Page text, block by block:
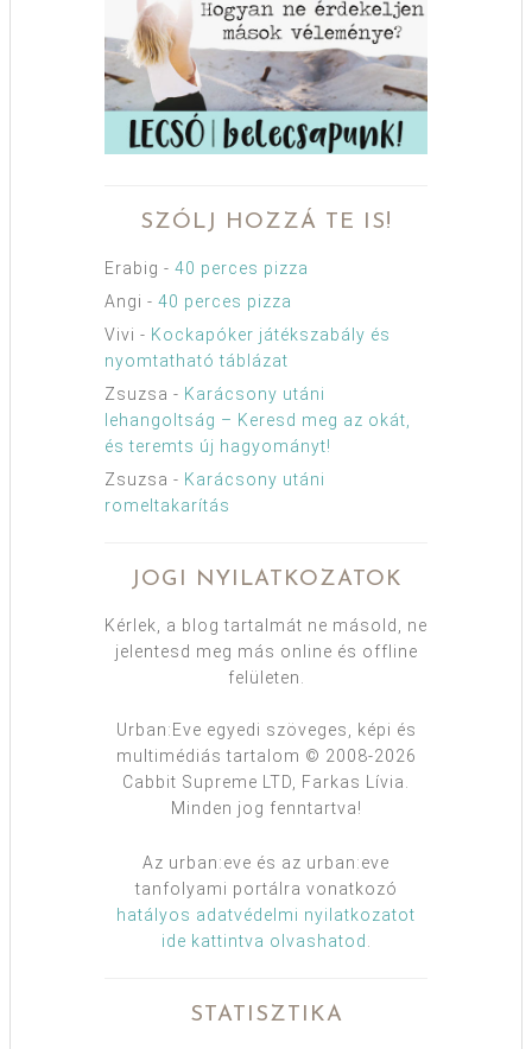
SZÓLJ HOZZÁ TE IS!
Erabig - 40 perces pizza
Angi - 40 perces pizza
Vivi - Kockapóker játékszabály és
nyomtatható táblázat
Zsuzsa - Karácsony utáni
lehangoltság – Keresd meg az okát,
és teremts új hagyományt!
Zsuzsa - Karácsony utáni
romeltakarítás
JOGI NYILATKOZATOK
Kérlek, a blog tartalmát ne másold, ne
jelentesd meg más online és offline
felületen.
Urban:Eve egyedi szöveges, képi és
multimédiás tartalom © 2008-2026
Cabbit Supreme LTD, Farkas Lívia.
Minden jog fenntartva!
Az urban:eve és az urban:eve
tanfolyami portálra vonatkozó
hatályos adatvédelmi nyilatkozatot
ide kattintva olvashatod .
STATISZTIKA